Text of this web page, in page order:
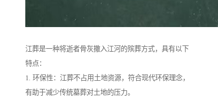
江葬是一种将逝者骨灰撒入江河的殡葬方式，具有以下
特点：
1. 环保性：江葬不占用土地资源，符合现代环保理念，
有助于减少传统墓葬对土地的压力。